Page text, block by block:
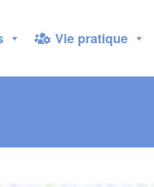
Vie pratique